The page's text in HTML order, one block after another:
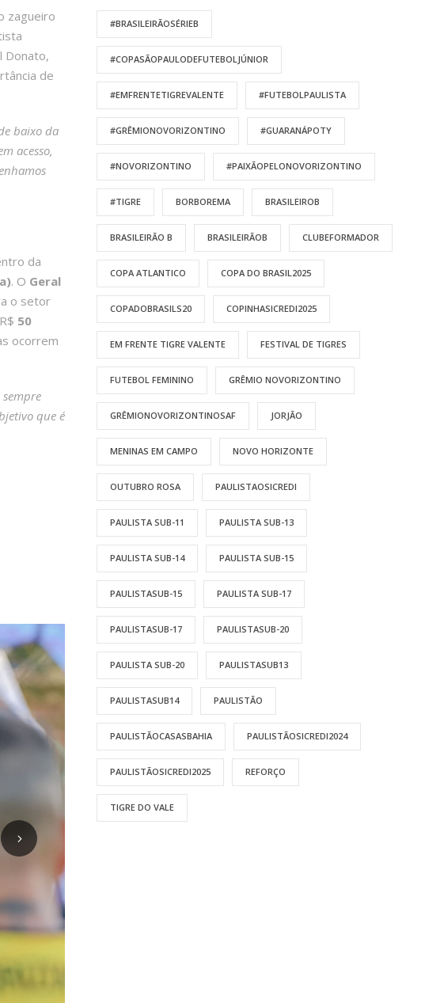
zagueiro
Donato,
de
baixo da
acesso,
da
. O Geral
o setor
50
ocorrem
que é
#BRASILEIRÃOSÉRIEB
#COPASÃOPAULODEFUTEBOLJÚNIOR
#EMFRENTETIGREVALENTE #FUTEBOLPAULISTA
#GRÊMIONOVORIZONTINO #GUARANÁPOTY
#NOVORIZONTINO #PAIXÃOPELONOVORIZONTINO
#TIGRE BORBOREMA BRASILEIROB
BRASILEIRÃO B BRASILEIRÃOB CLUBEFORMADOR
COPA ATLANTICO COPA DO BRASIL2025
COPADOBRASILS20 COPINHASICREDI2025
EM FRENTE TIGRE VALENTE FESTIVAL DE TIGRES
FUTEBOL FEMININO GRÊMIO NOVORIZONTINO
GRÊMIONOVORIZONTINOSAF JORJÃO
MENINAS EM CAMPO NOVO HORIZONTE
OUTUBRO ROSA PAULISTAOSICREDI
PAULISTA SUB-11 PAULISTA SUB-13
PAULISTA SUB-14 PAULISTA SUB-15
PAULISTASUB-15 PAULISTA SUB-17
PAULISTASUB-17 PAULISTASUB-20
PAULISTA SUB-20 PAULISTASUB13
PAULISTASUB14 PAULISTÃO
PAULISTÃOCASASBAHIA PAULISTÃOSICREDI2024
PAULISTÃOSICREDI2025 REFORÇO
TIGRE DO VALE